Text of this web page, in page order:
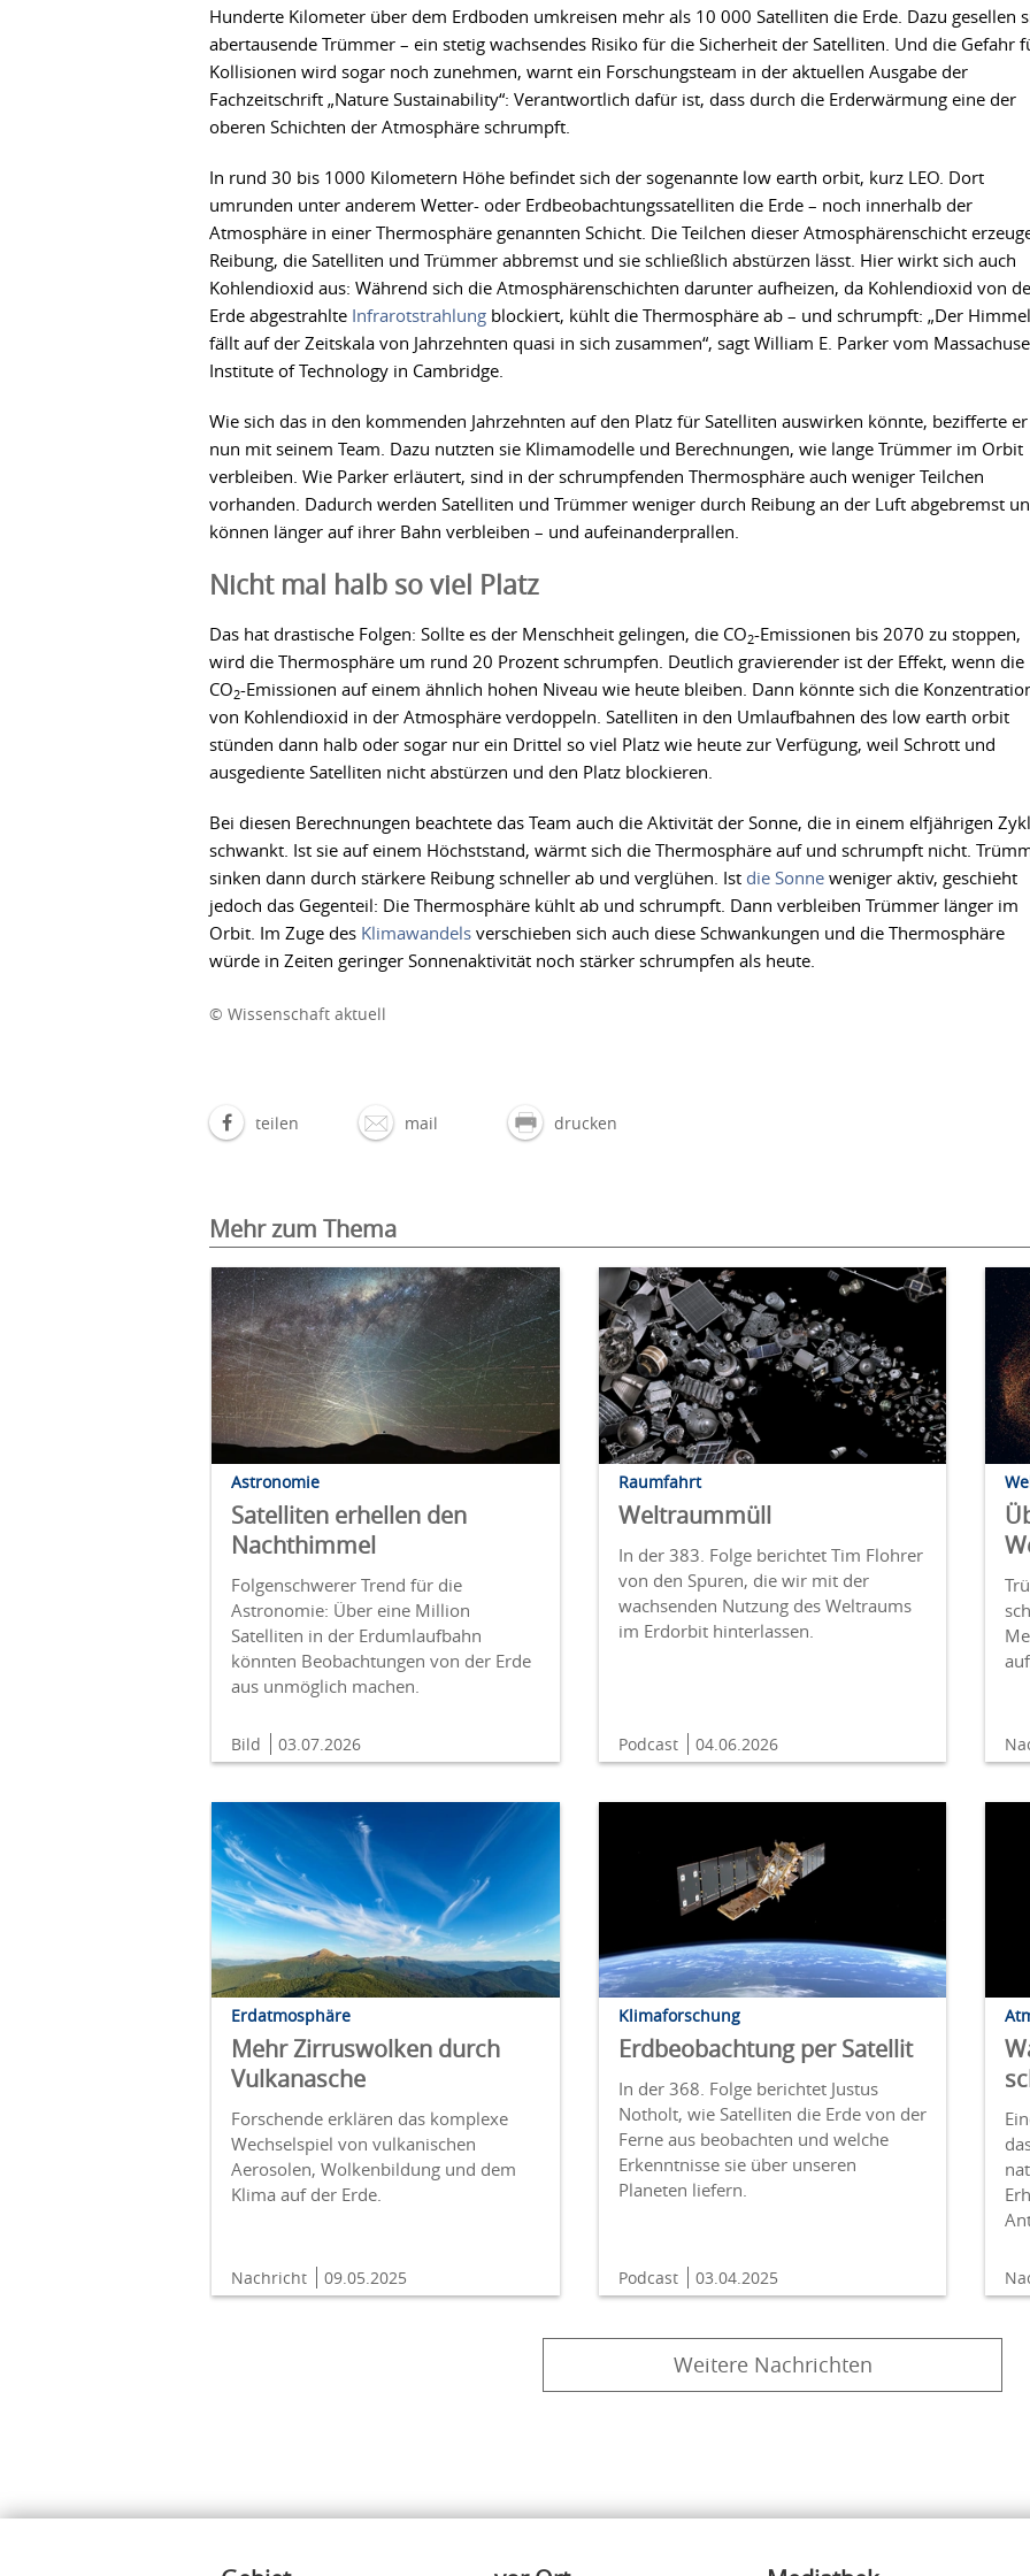
Hunderte Kilometer über dem Erdboden umkreisen mehr als 10 000 Satelliten die Erde. Dazu gesellen
abertausende Trümmer – ein stetig wachsendes Risiko für die Sicherheit der Satelliten. Und die Gefahr
Kollisionen wird sogar noch zunehmen, warnt ein Forschungsteam in der aktuellen Ausgabe der
Fachzeitschrift „Nature Sustainability“: Verantwortlich dafür ist, dass durch die Erderwärmung eine der
oberen Schichten der Atmosphäre schrumpft.
In rund 30 bis 1000 Kilometern Höhe befindet sich der sogenannte low earth orbit, kurz LEO. Dort
umrunden unter anderem Wetter- oder Erdbeobachtungssatelliten die Erde – noch innerhalb der
Atmosphäre in einer Thermosphäre genannten Schicht. Die Teilchen dieser Atmosphärenschicht
Reibung, die Satelliten und Trümmer abbremst und sie schließlich abstürzen lässt. Hier wirkt sich auch
Kohlendioxid aus: Während sich die Atmosphärenschichten darunter aufheizen, da Kohlendioxid von
Erde abgestrahlte Infrarotstrahlung blockiert, kühlt die Thermosphäre ab – und schrumpft: „Der Himmel
fällt auf der Zeitskala von Jahrzehnten quasi in sich zusammen“, sagt William E. Parker vom
Institute of Technology in Cambridge.
Wie sich das in den kommenden Jahrzehnten auf den Platz für Satelliten auswirken könnte, bezifferte er
nun mit seinem Team. Dazu nutzten sie Klimamodelle und Berechnungen, wie lange Trümmer im Orbit
verbleiben. Wie Parker erläutert, sind in der schrumpfenden Thermosphäre auch weniger Teilchen
vorhanden. Dadurch werden Satelliten und Trümmer weniger durch Reibung an der Luft abgebremst
können länger auf ihrer Bahn verbleiben – und aufeinanderprallen.
Nicht mal halb so viel Platz
Das hat drastische Folgen: Sollte es der Menschheit gelingen, die CO2-Emissionen bis 2070 zu stoppen,
wird die Thermosphäre um rund 20 Prozent schrumpfen. Deutlich gravierender ist der Effekt, wenn die
CO2-Emissionen auf einem ähnlich hohen Niveau wie heute bleiben. Dann könnte sich die
von Kohlendioxid in der Atmosphäre verdoppeln. Satelliten in den Umlaufbahnen des low earth orbit
stünden dann halb oder sogar nur ein Drittel so viel Platz wie heute zur Verfügung, weil Schrott und
ausgediente Satelliten nicht abstürzen und den Platz blockieren.
Bei diesen Berechnungen beachtete das Team auch die Aktivität der Sonne, die in einem elfjährigen
schwankt. Ist sie auf einem Höchststand, wärmt sich die Thermosphäre auf und schrumpft nicht.
sinken dann durch stärkere Reibung schneller ab und verglühen. Ist die Sonne weniger aktiv, geschieht
jedoch das Gegenteil: Die Thermosphäre kühlt ab und schrumpft. Dann verbleiben Trümmer länger im
Orbit. Im Zuge des Klimawandels verschieben sich auch diese Schwankungen und die Thermosphäre
würde in Zeiten geringer Sonnenaktivität noch stärker schrumpfen als heute.
© Wissenschaft aktuell
teilen mail drucken
Mehr zum Thema
Astronomie
Satelliten erhellen den
Nachthimmel
Folgenschwerer Trend für die
Astronomie: Über eine Million
Satelliten in der Erdumlaufbahn
könnten Beobachtungen von der Erde
aus unmöglich machen.
Bild 03.07.2026
Raumfahrt
Weltraummüll
In der 383. Folge berichtet Tim Flohrer
von den Spuren, die wir mit der
wachsenden Nutzung des Weltraums
im Erdorbit hinterlassen.
Podcast 04.06.2026
Erdatmosphäre
Mehr Zirruswolken durch
Vulkanasche
Forschende erklären das komplexe
Wechselspiel von vulkanischen
Aerosolen, Wolkenbildung und dem
Klima auf der Erde.
Nachricht 09.05.2025
Klimaforschung
Erdbeobachtung per Satellit
In der 368. Folge berichtet Justus
Notholt, wie Satelliten die Erde von der
Ferne aus beobachten und welche
Erkenntnisse sie über unseren
Planeten liefern.
Podcast 03.04.2025
Weitere Nachrichten
Inhalte